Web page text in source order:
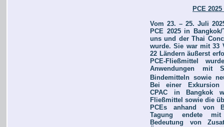
PCE
Vom 23. – 25. Juli
PCE 2025 in
uns und der Thai
wurde. Sie war mit 33
22 Ländern äußerst
PCE-Fließmittel
Anwendungen mit
Bindemitteln sowie
Bei einer Exkursion
CPAC in Bangkok
Fließmittel sowie die
PCEs anhand von
Tagung endete
Bedeutung von